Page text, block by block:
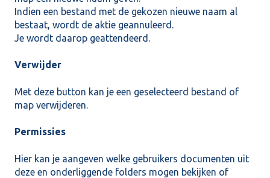
Indien een bestand met de gekozen nieuwe naam al
bestaat, wordt de aktie geannuleerd.
Je wordt daarop geattendeerd.
Verwijder
Met deze button kan je een geselecteerd bestand of
map verwijderen.
Permissies
Hier kan je aangeven welke gebruikers documenten uit
deze en onderliggende folders mogen bekijken of